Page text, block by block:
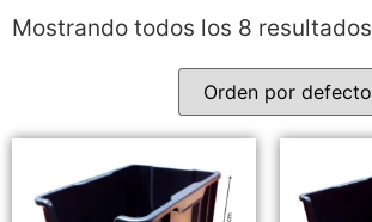
Mostrando todos los 8 resultados